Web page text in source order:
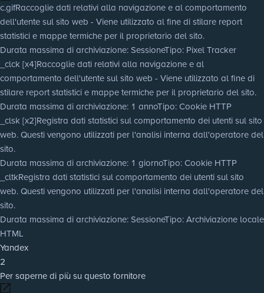
c.gifRaccoglie dati relativi alla navigazione e al comportamento
dell'utente sul sito web - Viene utilizzato al fine di stilare report
statistici e mappe termiche per il proprietario del sito.
Durata massima di archiviazione: SessioneTipo: Pixel Tracker
_clck [x4]Raccoglie dati relativi alla navigazione e al
comportamento dell'utente sul sito web - Viene utilizzato al fine di
stilare report statistici e mappe termiche per il proprietario del sito.
Durata massima di archiviazione: 1 annoTipo: Cookie HTTP
_clsk [x2]Registra dati statistici sul comportamento dei utenti sul sito
web. Questi vengono utilizzati per l'analisi interna dall'operatore del
sito.
Durata massima di archiviazione: 1 giornoTipo: Cookie HTTP
_cltkRegistra dati statistici sul comportamento dei utenti sul sito
web. Questi vengono utilizzati per l'analisi interna dall'operatore del
sito.
Durata massima di archiviazione: SessioneTipo: Archiviazione locale
HTML
Yandex
2
Per saperne di più su questo fornitore